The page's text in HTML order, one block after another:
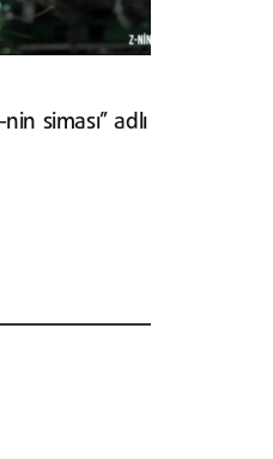
siması” adlı